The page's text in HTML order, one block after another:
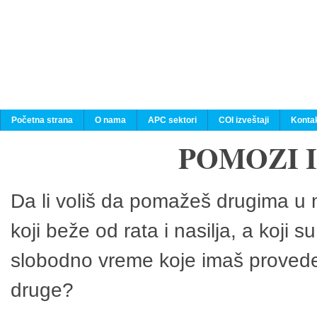
Početna strana O nama APC sektori COI izveštaji
POMOZI
Da li voliš da pomažeš drugima
koji beže od rata i nasilja, a koji
slobodno vreme koje imaš
druge?